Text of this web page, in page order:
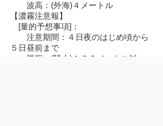
波高：(外海)４メートル
【濃霧注意報】
[量的予想事項]：
注意期間：４日夜のはじめ頃から
５日昼前まで
視程：(陸上)１００メートル以